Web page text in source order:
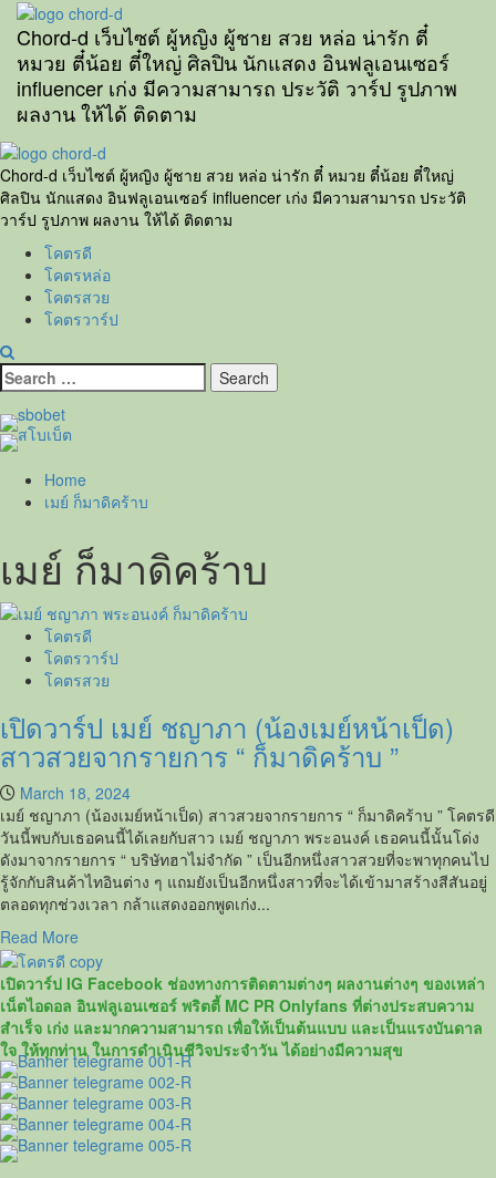
Skip
content
Chord-d เว็บไซต์ ผู้หญิง ผู้ชาย สวย หล่อ น่ารัก ตี๋
หมวย ตี๋น้อย ตี๋ใหญ่ ศิลปิน นักแสดง อินฟลูเอนเซอร์
influencer เก่ง มีความสามารถ ประวัติ วาร์ป รูปภาพ
ผลงาน ให้ได้ ติดตาม
Primary
Menu
Chord-d เว็บไซต์ ผู้หญิง ผู้ชาย สวย หล่อ น่ารัก ตี๋ หมวย ตี๋น้อย ตี๋ใหญ่
ศิลปิน นักแสดง อินฟลูเอนเซอร์ influencer เก่ง มีความสามารถ ประวัติ
วาร์ป รูปภาพ ผลงาน ให้ได้ ติดตาม
โคตรดี
โคตรหล่อ
โคตรสวย
โคตรวาร์ป
Search
for:
Home
เมย์ ก็มาดิคร้าบ
เมย์ ก็มาดิคร้าบ
โคตรดี
โคตรวาร์ป
โคตรสวย
เปิดวาร์ป เมย์ ชญาภา (น้องเมย์หน้าเป็ด)
สาวสวยจากรายการ “ ก็มาดิคร้าบ ”
March 18, 2024
เมย์ ชญาภา (น้องเมย์หน้าเป็ด) สาวสวยจากรายการ “ ก็มาดิคร้าบ ” โคตรดี
วันนี้พบกับเธอคนนี้ได้เลยกับสาว เมย์ ชญาภา พระอนงค์ เธอคนนี้นั้นโด่ง
ดังมาจากรายการ “ บริษัทฮาไม่จำกัด ” เป็นอีกหนึ่งสาวสวยที่จะพาทุกคนไป
รู้จักกับสินค้าไทอินต่าง ๆ แถมยังเป็นอีกหนึ่งสาวที่จะได้เข้ามาสร้างสีสันอยู่
ตลอดทุกช่วงเวลา กล้าแสดงออกพูดเก่ง...
Read More
more
about
เปิด
วาร์
ป
เมย์
ชญา
ภา
(น้อง
เมย์
เปิดวาร์ป IG Facebook ช่องทางการติดตามต่างๆ ผลงานต่างๆ ของเหล่า
เน็ตไอดอล อินฟลูเอนเซอร์ พริตตี้ MC PR Onlyfans ที่ต่างประสบความ
สำเร็จ เก่ง และมากความสามารถ เพื่อให้เป็นต้นแบบ และเป็นแรงบันดาล
ใจ ให้ทุกท่าน ในการดำเนินชีวิจประจำวัน ได้อย่างมีความสุข